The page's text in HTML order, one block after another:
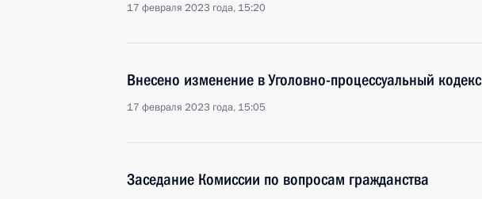
17 февраля 2023 года, 15:20
Внесено изменение в Уголовно-процессуальный кодекс
17 февраля 2023 года, 15:05
Заседание Комиссии по вопросам гражданства